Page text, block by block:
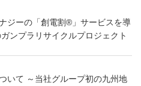
ジーの「創電割®」サービスを導
ンプラリサイクルプロジェクト
いて ～当社グループ初の九州地